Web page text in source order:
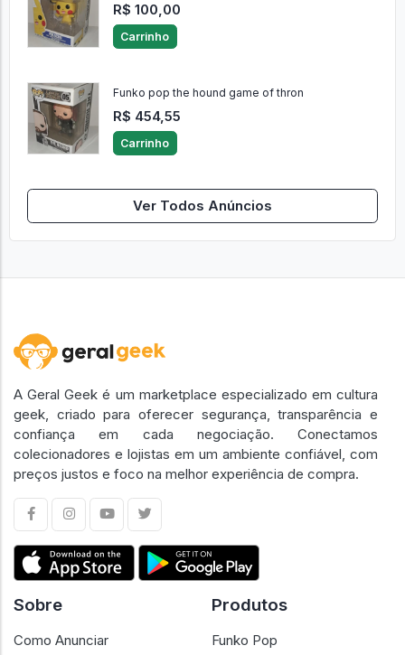
R$ 100,00
Carrinho
Funko pop the hound game of thron
R$ 454,55
Carrinho
Ver Todos Anúncios
A Geral Geek é um marketplace especializado em cultura
geek, criado para oferecer segurança, transparência e
confiança em cada negociação. Conectamos
colecionadores e lojistas em um ambiente confiável, com
preços justos e foco na melhor experiência de compra.
Sobre
Como Anunciar
Produtos
Funko Pop